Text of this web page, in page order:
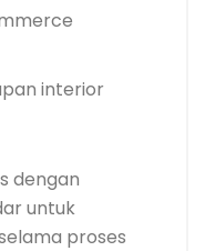
interior
dengan
untuk
proses